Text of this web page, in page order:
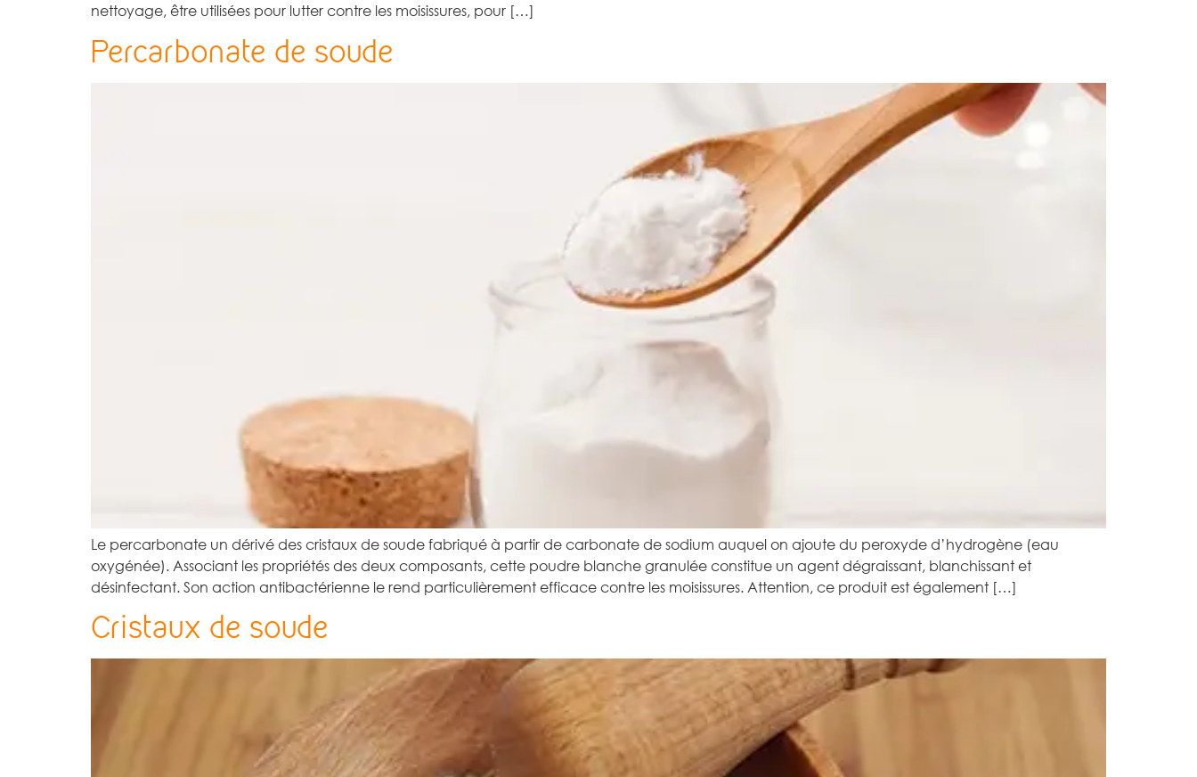
nettoyage, être utilisées pour lutter contre les moisissures, pour […]
Percarbonate de soude
Le percarbonate un dérivé des cristaux de soude fabriqué à partir de carbonate de sodium auquel on ajoute du peroxyde d’hydrogène (eau
oxygénée). Associant les propriétés des deux composants, cette poudre blanche granulée constitue un agent dégraissant, blanchissant et
désinfectant. Son action antibactérienne le rend particulièrement efficace contre les moisissures. Attention, ce produit est également […]
Cristaux de soude